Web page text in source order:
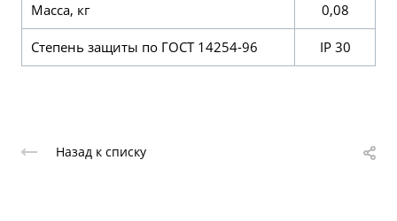
Масса, кг 0,08
Степень защиты по ГОСТ 14254-96 IP 30
Назад к списку